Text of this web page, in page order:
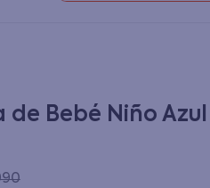
Bebé Niño Azul